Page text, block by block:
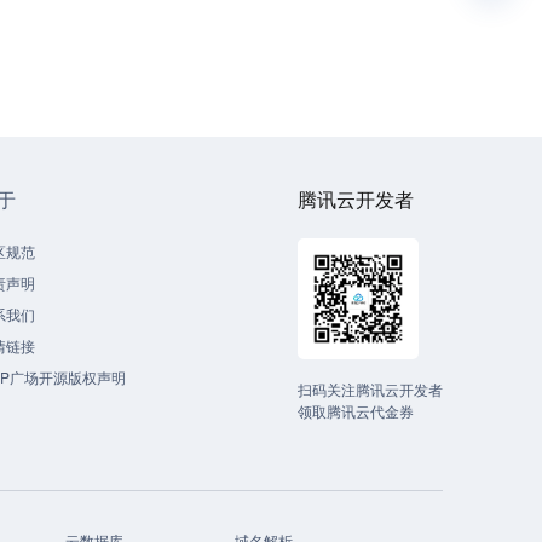
规范
声明
我们
链接
广场开源版权声明
腾讯云开发者
扫码关注腾讯云开发者
领取腾讯云代金券